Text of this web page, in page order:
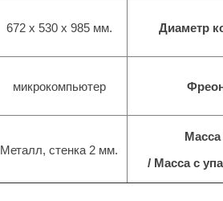
672x 530x 985 мм. Диаметр
микрокомпьютер
Металл, стенка 2 мм.
Масса
/ Масса с